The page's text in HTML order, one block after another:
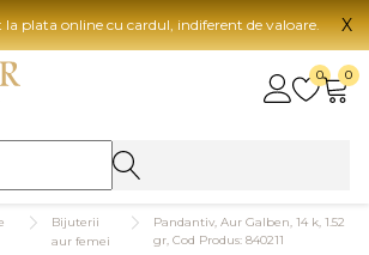
plata online cu cardul, indiferent de valoare. X
0 0
BIJUTERII
Bijuterii
aur femei
Pandantiv, Aur Galben, 14 k, 1.52
gr, Cod Produs: 840211